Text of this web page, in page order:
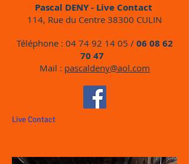
Pascal DENY - Live Contact
114, Rue du Centre 38300 CULIN
Téléphone : 04 74 92 14 05 / 06 08 62
70 47
Mail : pascaldeny@aol.com
Live Contact